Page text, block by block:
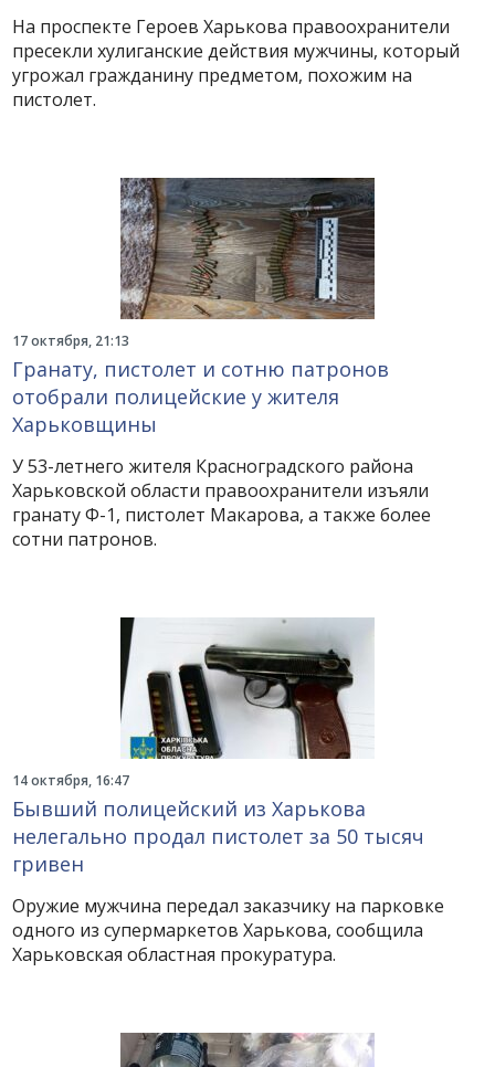
На проспекте Героев Харькова правоохранители
пресекли хулиганские действия мужчины, который
угрожал гражданину предметом, похожим на
пистолет.
17 октября, 21:13
Гранату, пистолет и сотню патронов
отобрали полицейские у жителя
Харьковщины
У 53-летнего жителя Красноградского района
Харьковской области правоохранители изъяли
гранату Ф-1, пистолет Макарова, а также более
сотни патронов.
14 октября, 16:47
Бывший полицейский из Харькова
нелегально продал пистолет за 50 тысяч
гривен
Оружие мужчина передал заказчику на парковке
одного из супермаркетов Харькова, сообщила
Харьковская областная прокуратура.